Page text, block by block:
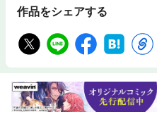
作品をシェアする